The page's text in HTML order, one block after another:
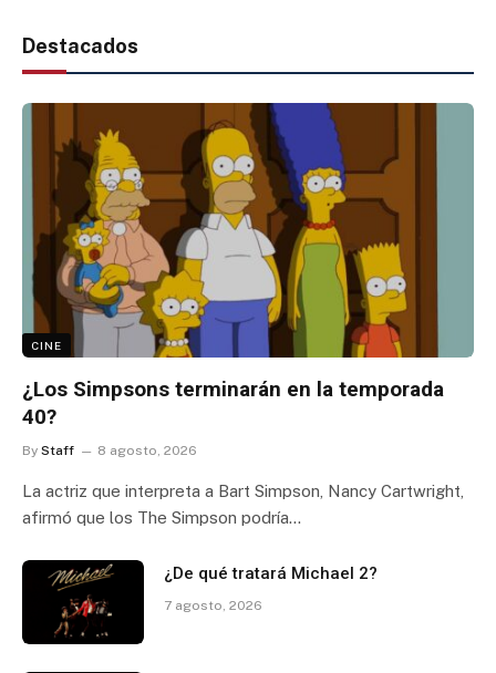
Destacados
CINE
¿Los Simpsons terminarán en la temporada
40?
By Staff 8 agosto, 2026
La actriz que interpreta a Bart Simpson, Nancy Cartwright,
afirmó que los The Simpson podría…
¿De qué tratará Michael 2?
7 agosto, 2026